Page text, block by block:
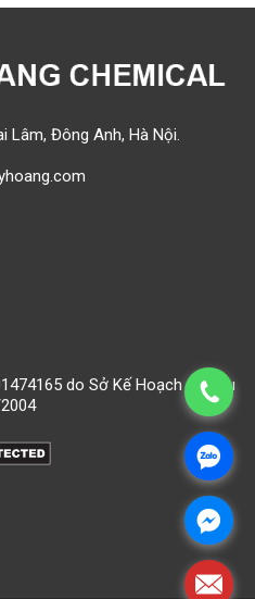
Lâm, Đông Anh, Hà Nội.
do Sở Kế Hoạch và Đầu